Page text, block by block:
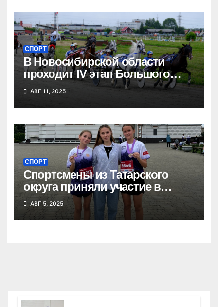
СПОРТ
В Новосибирской области
проходит IV этап Большого
Сибирского круга
АВГ 11, 2025
СПОРТ
Спортсмены из Татарского
округа приняли участие в
Сибирском марафоне
АВГ 5, 2025